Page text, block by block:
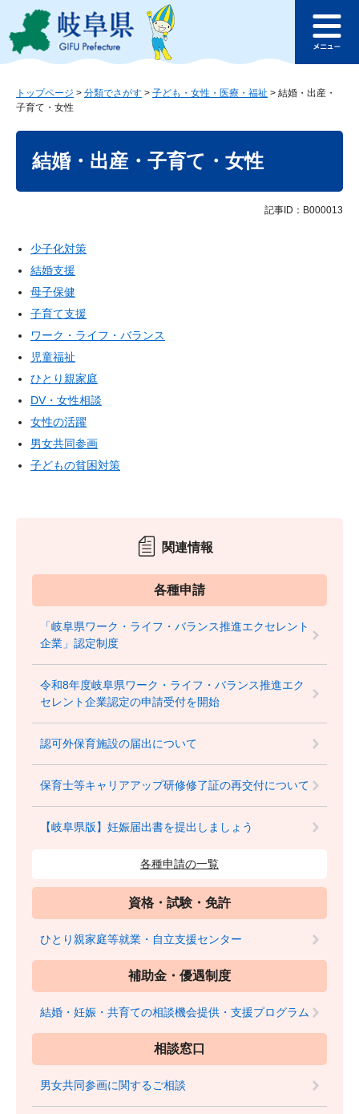
ジ
ュ
このページの本文へ
ュ
トップページ > 分類でさがす > 子ども・女性・医療・福祉 > 結婚・出産・
子育て・女性
結婚・出産・子育て・女性
記事ID：B000013
少子化対策
結婚支援
母子保健
子育て支援
ワーク・ライフ・バランス
児童福祉
ひとり親家庭
DV・女性相談
女性の活躍
男女共同参画
子どもの貧困対策
関連情報
各種申請
「岐阜県ワーク・ライフ・バランス推進エクセレント
企業」認定制度
令和8年度岐阜県ワーク・ライフ・バランス推進エク
セレント企業認定の申請受付を開始
認可外保育施設の届出について
保育士等キャリアアップ研修修了証の再交付について
【岐阜県版】妊娠届出書を提出しましょう
各種申請の一覧
資格・試験・免許
ひとり親家庭等就業・自立支援センター
補助金・優遇制度
結婚・妊娠・共育ての相談機会提供・支援プログラム
相談窓口
男女共同参画に関するご相談